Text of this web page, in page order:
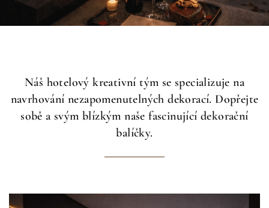
Náš hotelový kreativní tým se specializuje na
navrhování nezapomenutelných dekorací. Dopřejte
sobě a svým blízkým naše fascinující dekorační
balíčky.